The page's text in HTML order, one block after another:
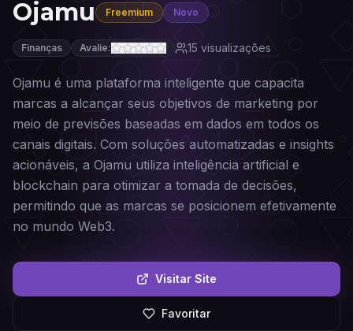
Ojamu Freemium Novo
Finanças Avalie: 15visualizações
Ojamu é uma plataforma inteligente que capacita
marcas a alcançar seus objetivos de marketing por
meio de previsões baseadas em dados em todos os
canais digitais. Com soluções automatizadas e insights
acionáveis, a Ojamu utiliza inteligência artificial e
blockchain para otimizar a tomada de decisões,
permitindo que as marcas se posicionem efetivamente
no mundo Web3.
Visitar Site
Favoritar